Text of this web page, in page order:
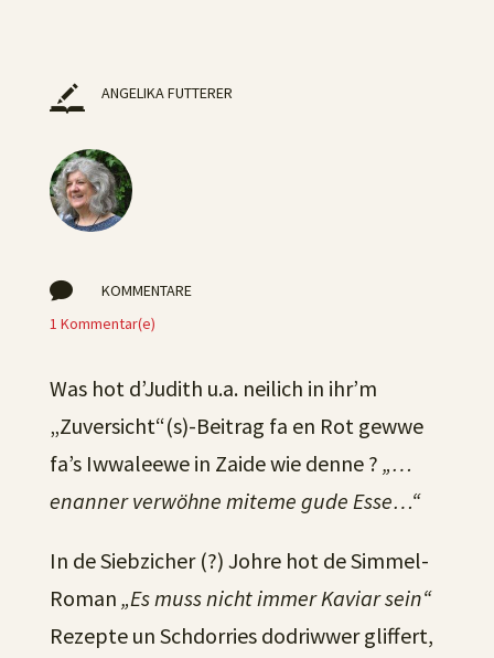
ANGELIKA FUTTERER

KOMMENTARE
1 Kommentar(e)
Was hot d’Judith u.a. neilich in ihr’m
„Zuversicht“(s)-Beitrag fa en Rot gewwe
fa’s Iwwaleewe in Zaide wie denne ? „…
enanner verwöhne miteme gude Esse…“
In de Siebzicher (?) Johre hot de Simmel-
Roman „Es muss nicht immer Kaviar sein“
Rezepte un Schdorries dodriwwer gliffert,